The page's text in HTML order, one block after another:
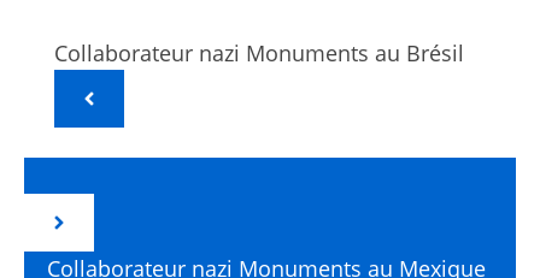
Collaborateur nazi Monuments au Brésil
Collaborateur nazi Monuments au Mexique